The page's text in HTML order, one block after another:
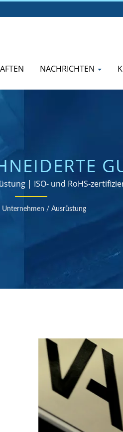
NACHRICHTEN
| ISO- und RoHS-
Unternehmen / Ausrüstung